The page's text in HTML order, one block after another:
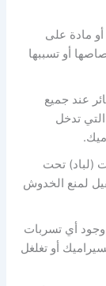
مادة على
أو تسببها
عند جميع
تدخل
(لباد) تحت
لمنع الخدوش
أي تسربات
أو تغلغل